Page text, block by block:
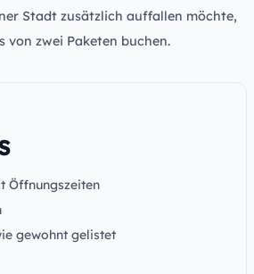
Stadt zusätzlich auffallen möchte,
von zwei Paketen buchen.
Öffnungszeiten
gewohnt gelistet